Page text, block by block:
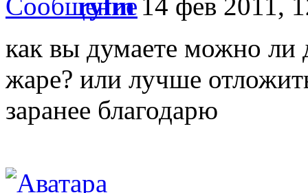
как вы думаете можно ли
жаре? или лучше
заранее благодарю